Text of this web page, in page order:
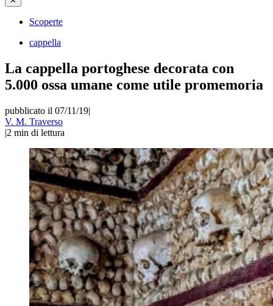
Scoperte
cappella
La cappella portoghese decorata con
5.000 ossa umane come utile promemoria
pubblicato il 07/11/19|
V. M. Traverso
|2 min di lettura